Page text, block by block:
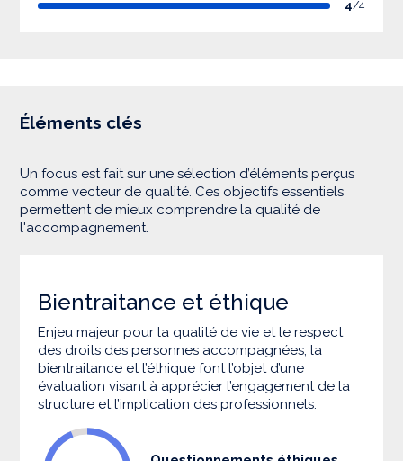
4/4
Éléments clés
Un focus est fait sur une sélection d’éléments perçus
comme vecteur de qualité. Ces objectifs essentiels
permettent de mieux comprendre la qualité de
l'accompagnement.
Bientraitance et éthique
Enjeu majeur pour la qualité de vie et le respect
des droits des personnes accompagnées, la
bientraitance et l’éthique font l’objet d’une
évaluation visant à apprécier l’engagement de la
structure et l’implication des professionnels.